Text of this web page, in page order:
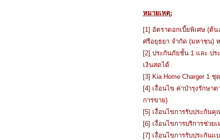
หมายเหตุ:
[1] อัตราดอกเบี้ยพิเศษ (ต้
ศรีอยุธยา จำกัด (มหาชน)
[2] ประกันภัยชั้น 1 และ ปร
เงินสดได้
[3] Kia Home Charger 1
[4] เงื่อนไข ค่าบำรุงรักษา
การขาย)
[5] เงื่อนไขการรับประกัน
[6] เงื่อนไขการบริการช่วย
[7] เงื่อนไขการรับประกันแ